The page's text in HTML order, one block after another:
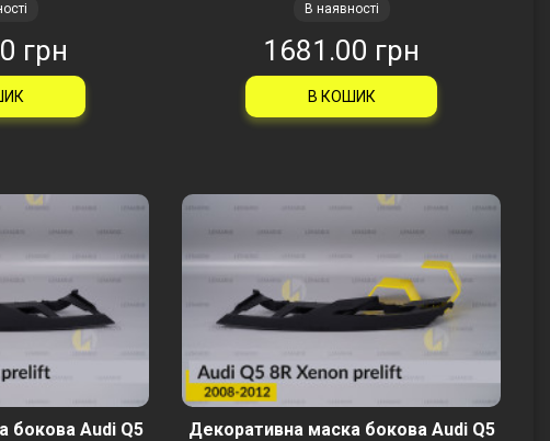
грн
В наявності
1681.00 грн
В КОШИК
бокова Audi Q5
Декоративна маска бокова Audi Q5